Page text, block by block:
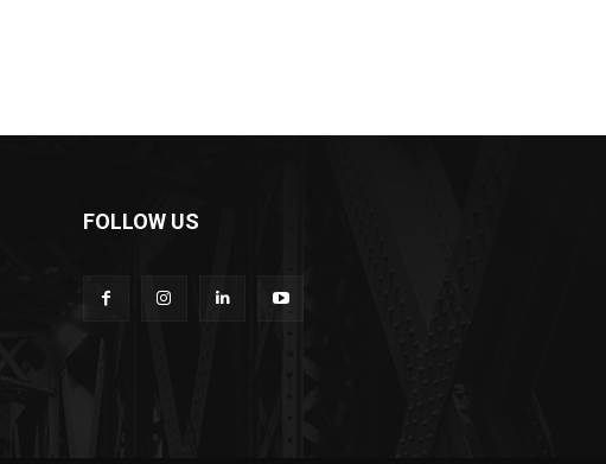
FOLLOW US